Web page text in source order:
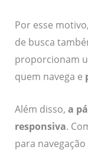
Por esse
de busca
proporcionam
quem navega e
Além disso, a
responsiva.
para